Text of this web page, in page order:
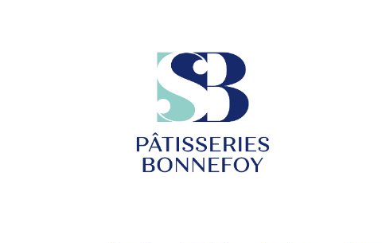
navigation